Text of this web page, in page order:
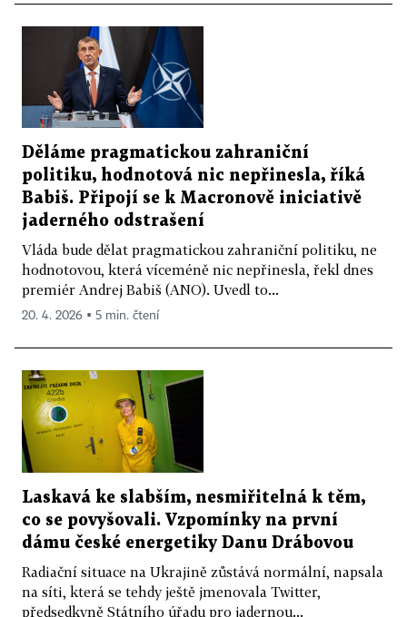
Děláme pragmatickou zahraniční
politiku, hodnotová nic nepřinesla, říká
Babiš. Připojí se k Macronově iniciativě
jaderného odstrašení
Vláda bude dělat pragmatickou zahraniční politiku, ne
hodnotovou, která víceméně nic nepřinesla, řekl dnes
premiér Andrej Babiš (ANO). Uvedl to...
20. 4. 2026 ▪ 5 min. čtení
Laskavá ke slabším, nesmiřitelná k těm,
co se povyšovali. Vzpomínky na první
dámu české energetiky Danu Drábovou
Radiační situace na Ukrajině zůstává normální, napsala
na síti, která se tehdy ještě jmenovala Twitter,
předsedkyně Státního úřadu pro jadernou...